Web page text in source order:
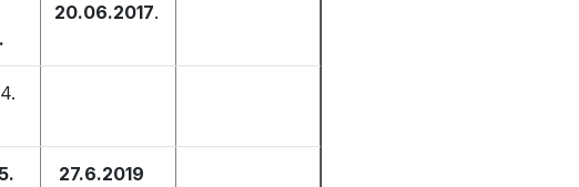
20.06.2017.
27.6.2019